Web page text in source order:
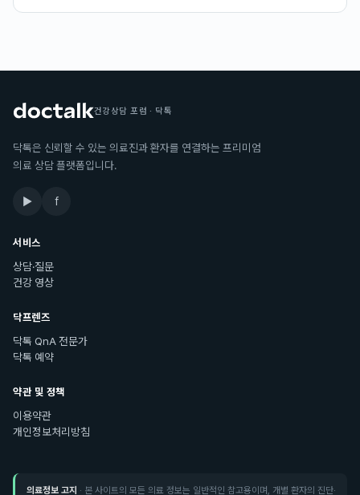
건강상담 포럼 · 닥톡
닥톡은 신뢰할 수 있는 의료진과 환자를 연결하는 프리미엄
의료 상담 플랫폼입니다.
▶ f
서비스
상담·질문
건강 영상
닥프렌즈
닥톡 QnA 전문가
닥톡 예약
약관 및 정책
이용약관
개인정보처리방침
의료정보 고지 · 본 사이트의 모든 의료 정보는 일반적인 참고용이며, 개별 환자의 진단·